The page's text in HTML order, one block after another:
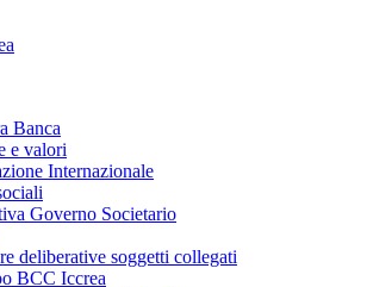
Banca
e valori
Internazionale
Governo Societario
deliberative soggetti collegati
BCC Iccrea